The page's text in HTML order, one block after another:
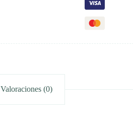
Valoraciones (0)